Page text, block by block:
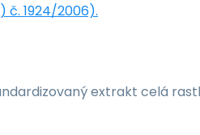
č. 1924/2006).
extrakt celá